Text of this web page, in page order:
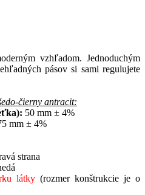
vzhľadom. Jednoduchým
pásov si sami regulujete
čierny antracit:
50 mm ± 4%
mm ± 4%
strana
látky (rozmer konštrukcie je o